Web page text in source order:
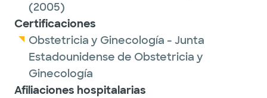
(2005)
Certificaciones
Obstetricia y Ginecología - Junta
Estadounidense de Obstetricia y
Ginecología
Afiliaciones hospitalarias